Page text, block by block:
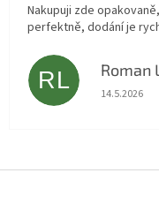
Nakupuji zde
perfektně, dodání je
RL Roman
Hodnocení
14.5.2026